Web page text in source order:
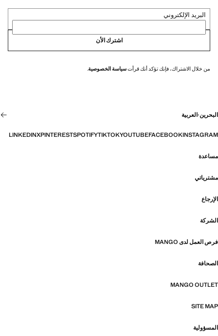
البريد الإلكتروني
اشترك الأن
من خلال الاشتراك، فإنك تؤكد أنك قرأتسياسة الخصوصية.
البحرين·العربية
INSTAGRAM
FACEBOOK
YOUTUBE
TIKTOK
SPOTIFY
PINTEREST
X
LINKEDIN
مساعدة
مشترياتي
الإرجاع
الشركة
فرص العمل لدى MANGO
الصحافة
MANGO OUTLET
SITE MAP
المسؤولية